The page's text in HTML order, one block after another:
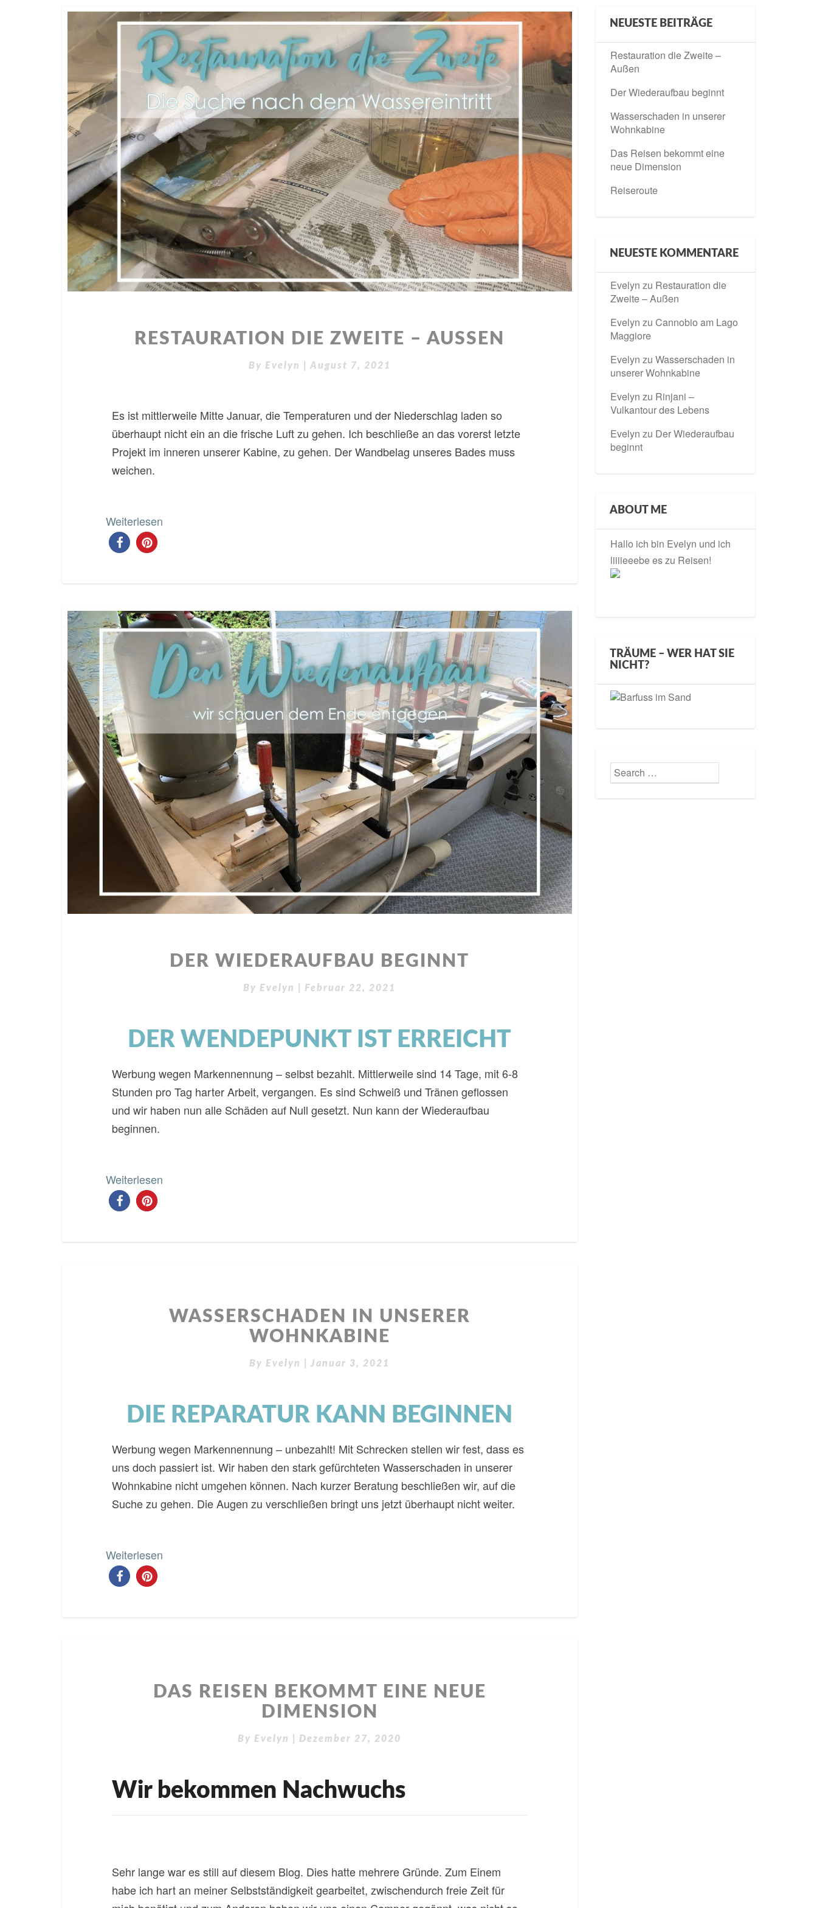
RESTAURATION DIE ZWEITE – AUSSEN
By Evelyn August 7, 2021
Es ist mittlerweile Mitte Januar, die Temperaturen und der Niederschlag laden so
überhaupt nicht ein an die frische Luft zu gehen. Ich beschließe an das vorerst letzte
Projekt im inneren unserer Kabine, zu gehen. Der Wandbelag unseres Bades muss
weichen.
Weiterlesen
DER WIEDERAUFBAU BEGINNT
By Evelyn Februar 22, 2021
DER WENDEPUNKT IST ERREICHT
Werbung wegen Markennennung – selbst bezahlt. Mittlerweile sind 14 Tage, mit 6-8
Stunden pro Tag harter Arbeit, vergangen. Es sind Schweiß und Tränen geflossen
und wir haben nun alle Schäden auf Null gesetzt. Nun kann der Wiederaufbau
beginnen.
Weiterlesen
WASSERSCHADEN IN UNSERER
WOHNKABINE
By Evelyn |Januar 3, 2021
DIE REPARATUR KANN BEGINNEN
Werbung wegen Markennennung – unbezahlt! Mit Schrecken stellen wir fest, dass es
uns doch passiert ist. Wir haben den stark gefürchteten Wasserschaden in unserer
Wohnkabine nicht umgehen können. Nach kurzer Beratung beschließen wir, auf die
Suche zu gehen. Die Augen zu verschließen bringt uns jetzt überhaupt nicht weiter.
Weiterlesen
DAS REISEN BEKOMMT EINE NEUE
DIMENSION
By Evelyn Dezember 27, 2020
Wir bekommen Nachwuchs
Sehr lange war es still auf diesem Blog. Dies hatte mehrere Gründe. Zum Einem
habe ich hart an meiner Selbstständigkeit gearbeitet, zwischendurch freie Zeit für
NEUESTE BEITRÄGE
Restauration die Zweite –
Außen
Der Wiederaufbau beginnt
Wasserschaden in unserer
Wohnkabine
Das Reisen bekommt eine
neue Dimension
Reiseroute
NEUESTE KOMMENTARE
Evelyn zu Restauration die
Zweite – Außen
Evelyn zu Cannobio am Lago
Maggiore
Evelyn zu Wasserschaden in
unserer Wohnkabine
Evelyn zu Rinjani –
Vulkantour des Lebens
Evelyn zu Der Wiederaufbau
beginnt
ABOUT ME
Hallo ich bin Evelyn und ich
liiiieeebe es zu Reisen!
TRÄUME – WER HAT SIE
NICHT?